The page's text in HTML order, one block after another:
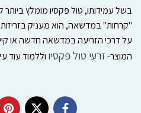
בשל עמידותו, טול פקסיו מומלץ ביותר
"קרחות" במדשאה, הוא מעניק
על דרכי הזריעה במדשאה חדשה או
המוצר-זרעי טול פקסיו וללמוד עוד